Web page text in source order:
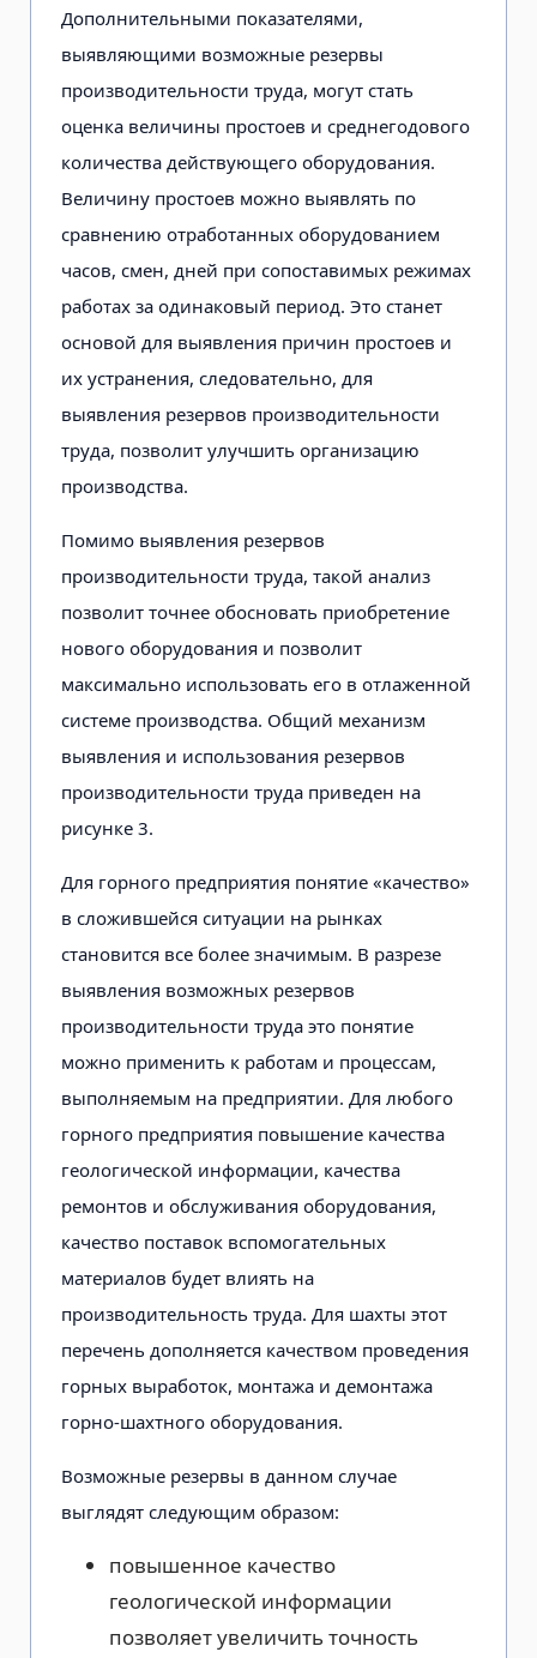
Дополнительными показателями,
выявляющими возможные резервы
производительности труда, могут стать
оценка величины простоев и среднегодового
количества действующего оборудования.
Величину простоев можно выявлять по
сравнению отработанных оборудованием
часов, смен, дней при сопоставимых режимах
работах за одинаковый период. Это станет
основой для выявления причин простоев и
их устранения, следовательно, для
выявления резервов производительности
труда, позволит улучшить организацию
производства.
Помимо выявления резервов
производительности труда, такой анализ
позволит точнее обосновать приобретение
нового оборудования и позволит
максимально использовать его в отлаженной
системе производства. Общий механизм
выявления и использования резервов
производительности труда приведен на
рисунке 3.
Для горного предприятия понятие «качество»
в сложившейся ситуации на рынках
становится все более значимым. В разрезе
выявления возможных резервов
производительности труда это понятие
можно применить к работам и процессам,
выполняемым на предприятии. Для любого
горного предприятия повышение качества
геологической информации, качества
ремонтов и обслуживания оборудования,
качество поставок вспомогательных
материалов будет влиять на
производительность труда. Для шахты этот
перечень дополняется качеством проведения
горных выработок, монтажа и демонтажа
горно-шахтного оборудования.
Возможные резервы в данном случае
выглядят следующим образом:
повышенное качество
геологической информации
позволяет увеличить точность